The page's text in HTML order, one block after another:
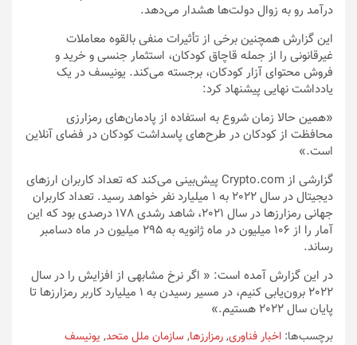
درآمد رو به زوال دولت‌ها هشدار می‌دهد.
این گزارش همچنین برخی از تأثیرات منفی بالقوه معاملات
غیرقانونی را از جمله قاچاق کودکان، استثمار جنسی و خرید و
فروش محتوای آزار کودکان، برجسته می‌کند. یونیسف در یک
یادداشت نهایی پیشنهاد کرد:
«همین حالا زمان شروع به استفاده از پادمان‌های رمزارزی
محافظت از کودکان در طرح‌های پاسداشت کودکان در فضای آنلاین
است.»
گزارشی از Crypto.com پیش‌بینی می‌کند که تعداد کاربران ارزهای
دیجیتال در سال 2022 به 1 میلیارد نفر خواهد رسید. تعداد کاربران
جهانی رمزارزها در سال 2021، شاهد رشدی 178 درصدی بود که این
آمار را از 106 میلیون در ماه ژانویه به 295 میلیون در ماه دسامبر
رساند.
در این گزارش آمده است: « اگر نرخ مشابهی از افزایش را در سال
2022 برون‌یابی کنیم، در مسیر رسیدن به 1 میلیارد کاربر رمزارزها تا
پایان سال 2022 هستیم.»
برچسب‌ها: اخبار فناوری,رمزارزها, سازمان ملل متحد, یونیسف